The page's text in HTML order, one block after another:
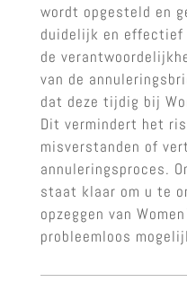
wordt opgesteld en
duidelijk en effectief
de
van de
dat deze tijdig bij
Dit vermindert het
misverstanden of
annuleringsproces.
staat klaar om u te
opzeggen van
probleemloos